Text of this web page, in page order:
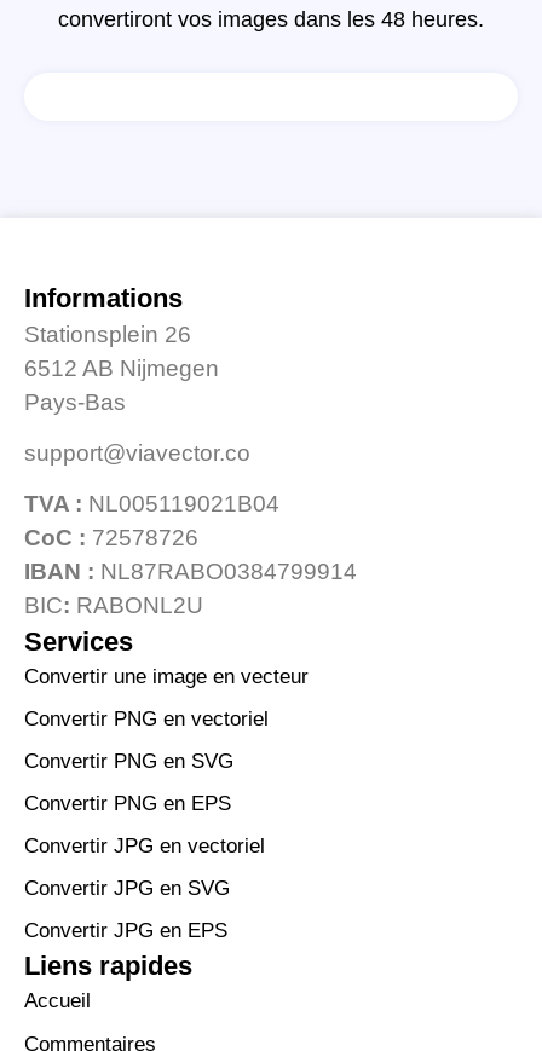
convertiront vos images dans les 48 heures.
Services
Convertir une image en vecteur
Convertir PNG en vectoriel
Convertir PNG en SVG
Convertir PNG en EPS
Convertir JPG en vectoriel
Convertir JPG en SVG
Convertir JPG en EPS
Liens rapides
Accueil
Commentaires
Informations
Stationsplein 26
6512 AB Nijmegen
Pays-Bas
support@viavector.co
TVA : NL005119021B04
CoC : 72578726
IBAN : NL87RABO0384799914
BIC: RABONL2U